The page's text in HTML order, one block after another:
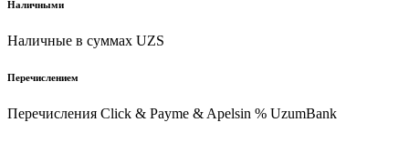
Наличными
Наличные в суммах UZS
Перечислением
Перечисления Click & Payme & Apelsin % UzumBank